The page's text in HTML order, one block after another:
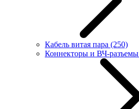
Кабель витая пара (250)
Коннекторы и ВЧ-разъемы